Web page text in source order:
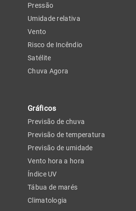
Pressão
Umidade relativa
Vento
Risco de Incêndio
Satélite
Chuva Agora
Gráficos
Previsão de chuva
Previsão de temperatura
Previsão de umidade
Vento hora a hora
Índice UV
Tábua de marés
Climatologia